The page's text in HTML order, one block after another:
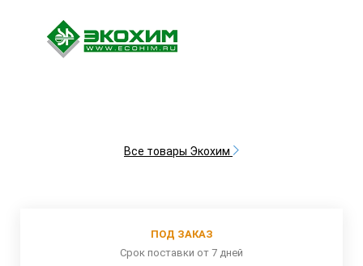
Все товары Экохим
ПОД ЗАКАЗ
Срок поставки от 7 дней